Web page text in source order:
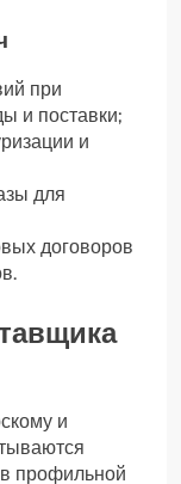
при
и поставки;
и
для
договоров
и
профильной